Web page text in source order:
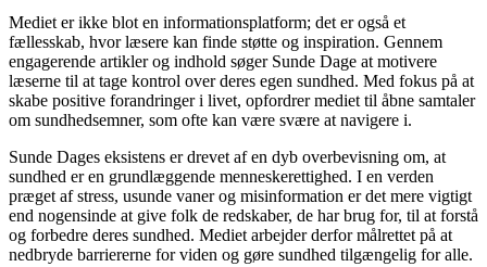
Mediet er ikke blot en informationsplatform; det er også et
fællesskab, hvor læsere kan finde støtte og inspiration. Gennem
engagerende artikler og indhold søger Sunde Dage at motivere
læserne til at tage kontrol over deres egen sundhed. Med fokus på at
skabe positive forandringer i livet, opfordrer mediet til åbne samtaler
om sundhedsemner, som ofte kan være svære at navigere i.
Sunde Dages eksistens er drevet af en dyb overbevisning om, at
sundhed er en grundlæggende menneskerettighed. I en verden
præget af stress, usunde vaner og misinformation er det mere vigtigt
end nogensinde at give folk de redskaber, de har brug for, til at forstå
og forbedre deres sundhed. Mediet arbejder derfor målrettet på at
nedbryde barriererne for viden og gøre sundhed tilgængelig for alle.